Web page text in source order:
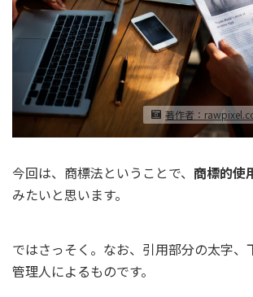
著作者：
今回は、商標法ということで、 商標的使
みたいと思います。
ではさっそく。なお、引用部分の太字、
管理人によるものです。